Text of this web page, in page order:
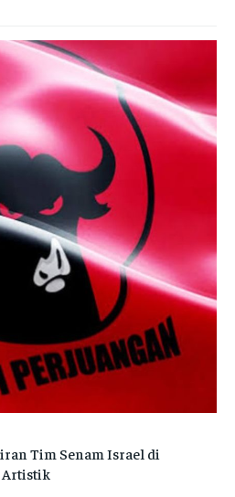
Tim Senam Israel di
Artistik